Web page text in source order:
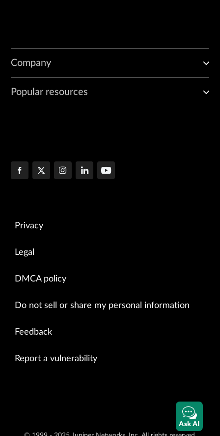
Company
Popular resources
Privacy
Legal
DMCA policy
Do not sell or share my personal information
Feedback
Report a vulnerability
Ask AI